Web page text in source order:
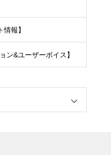
情報】
ン&ユーザーボイス】